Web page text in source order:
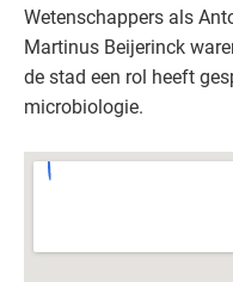
Wetenschappers als
Martinus Beijerinck
de stad een rol heeft
microbiologie.